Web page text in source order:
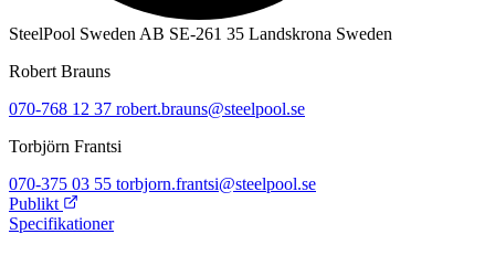
SteelPool Sweden AB SE-261 35 Landskrona Sweden
Robert Brauns
070-768 12 37 robert.brauns@steelpool.se
Torbjörn Frantsi
070-375 03 55 torbjorn.frantsi@steelpool.se
Publikt
Specifikationer